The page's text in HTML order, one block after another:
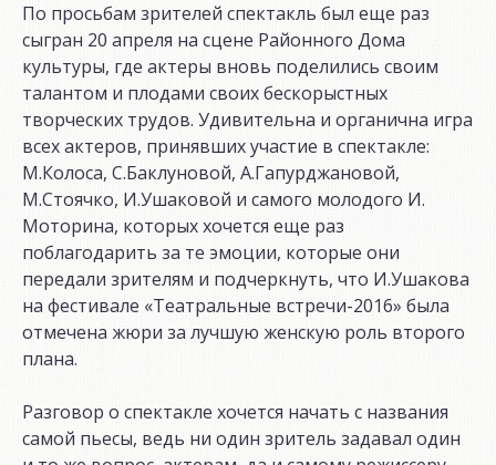
По просьбам зрителей спектакль был еще раз
сыгран 20 апреля на сцене Районного Дома
культуры, где актеры вновь поделились своим
талантом и плодами своих бескорыстных
творческих трудов. Удивительна и органична игра
всех актеров, принявших участие в спектакле:
М.Колоса, С.Баклуновой, А.Гапурджановой,
М.Стоячко, И.Ушаковой и самого молодого И.
Моторина, которых хочется еще раз
поблагодарить за те эмоции, которые они
передали зрителям и подчеркнуть, что И.Ушакова
на фестивале «Театральные встречи-2016» была
отмечена жюри за лучшую женскую роль второго
плана.
Разговор о спектакле хочется начать с названия
самой пьесы, ведь ни один зритель задавал один